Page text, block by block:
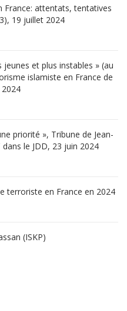
France: attentats, tentatives
19 juillet 2024
et plus instables » (au
islamiste en France de
priorité », Tribune de Jean-
le JDD, 23 juin 2024
terroriste en France en 2024
(ISKP)